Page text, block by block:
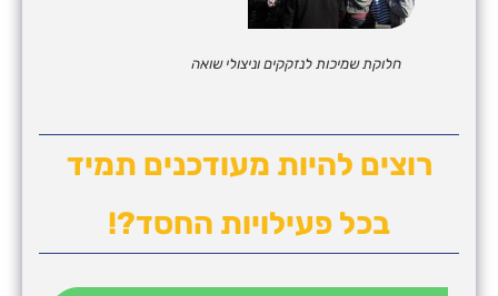
חלוקת שמיכות לנזקקים וניצולי שואה
רוצים להיות מעודכנים תמיד
בכל פעילויות החסד?!